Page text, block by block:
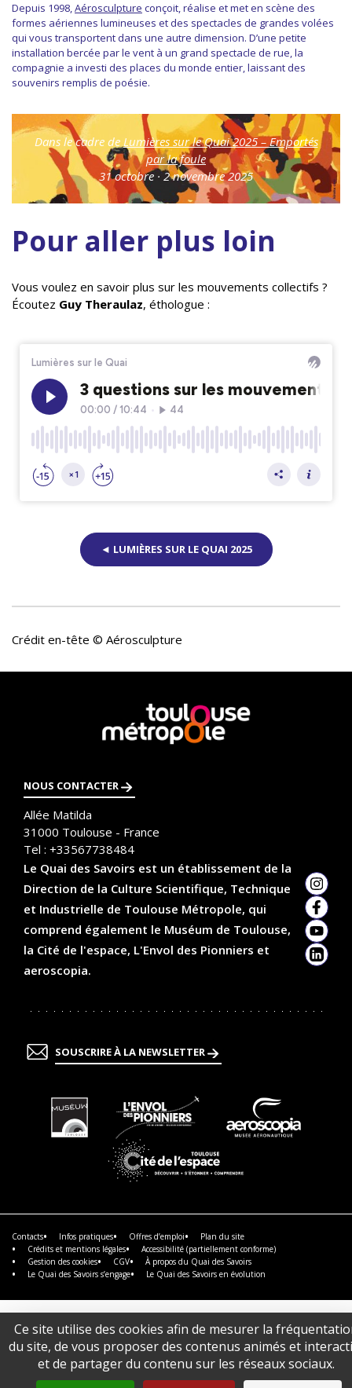
Ce site utilise des cookies afin de mesurer la
du site, de vous proposer des contenus animés et
et de partager du contenu sur les réseaux sociaux.
Depuis 1998,Aérosculpture conçoit, réalise et met en scène des
formes aériennes lumineuses et des spectacles de grandes volées
qui vous transportent dans une autre dimension. D’une petite
installation bercée par le vent à un grand spectacle de rue, la
compagnie a investi des places du monde entier, laissant des
souvenirs remplis de poésie.
Dans le cadre de Lumières sur le Quai 2025 – Emportés
par la foule
31 octobre · 2 novembre 2025
Pour aller plus loin
Vous voulez en savoir plus sur les mouvements collectifs ?
Écoutez Guy Theraulaz, éthologue :
◄ LUMIÈRES SUR LE QUAI 2025
Crédit en-tête © Aérosculpture
En
savoir
plus
NOUS CONTACTER
Allée Matilda
31000 Toulouse - France
Tel : +33567738484
Le Quai des Savoirs est un établissement de la
Direction de la Culture Scientifique, Technique
et Industrielle de Toulouse Métropole, qui
comprend également le Muséum de Toulouse,
la Cité de l'espace, L'Envol des Pionniers et
aeroscopia.
SOUSCRIRE À LA NEWSLETTER
En
savoir
plus
Contacts Infos pratiques Offres d’emploi
Plan du site
Crédits et mentions légales
Accessibilité (partiellement conforme)
Gestion des cookies
CGV
À propos du Quai des Savoirs
Le Quai des Savoirs s’engage
Le Quai des Savoirs en évolution